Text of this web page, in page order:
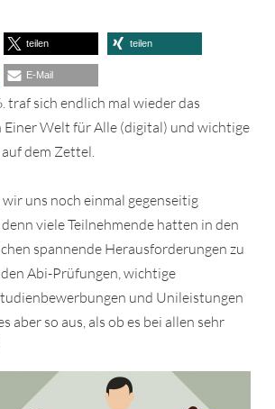
teilen teilen
E-Mail
traf sich endlich mal wieder das
Einer Welt für Alle (digital) und wichtige
dem Zettel.
uns noch einmal gegenseitig
viele Teilnehmende hatten in den
spannende Herausforderungen zu
Abi-Prüfungen, wichtige
und Unileistungen
aber so aus, als ob es bei allen sehr